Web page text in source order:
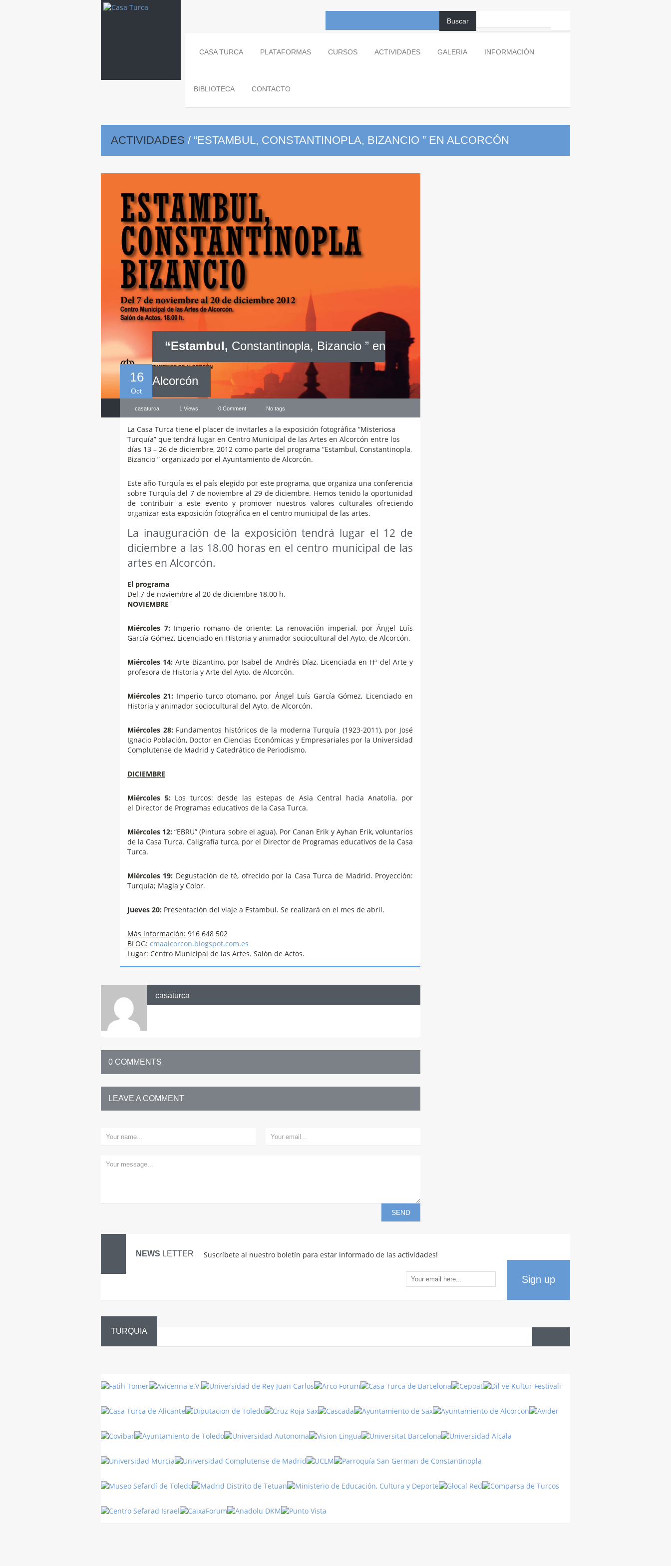
Buscar
CASA TURCA PLATAFORMAS CURSOS ACTIVIDADES GALERIA INFORMACIÓN
BIBLIOTECA CONTACTO
ACTIVIDADES / “ESTAMBUL, CONSTANTINOPLA, BIZANCIO ” EN ALCORCÓN
16
Oct
“Estambul, Constantinopla, Bizancio ” en
Alcorcón
casaturca 1 Views 0 Comment No tags
La Casa Turca tiene el placer de invitarles a la exposición fotográfica “Misteriosa
Turquía” que tendrá lugar en Centro Municipal de las Artes en Alcorcón entre los
días 13 – 26 de diciembre, 2012 como parte del programa “Estambul, Constantinopla,
Bizancio ” organizado por el Ayuntamiento de Alcorcón.
Este año Turquía es el país elegido por este programa, que organiza una conferencia
sobre Turquía del 7 de noviembre al 29 de diciembre. Hemos tenido la oportunidad
de contribuir a este evento y promover nuestros valores culturales ofreciendo
organizar esta exposición fotográfica en el centro municipal de las artes.
La inauguración de la exposición tendrá lugar el 12 de
diciembre a las 18.00 horas en el centro municipal de las
artes en Alcorcón.
El programa
Del 7 de noviembre al 20 de diciembre 18.00 h.
NOVIEMBRE
Miércoles 7:Imperio romano de oriente: La renovación imperial, por Ángel Luís
García Gómez, Licenciado en Historia y animador sociocultural del Ayto. de Alcorcón.
Miércoles 14: Arte Bizantino, por Isabel de Andrés Díaz, Licenciada en Hª del Arte y
profesora de Historia y Arte del Ayto. de Alcorcón.
Miércoles 21: Imperio turco otomano, por Ángel Luís García Gómez, Licenciado en
Historia y animador sociocultural del Ayto. de Alcorcón.
Miércoles 28:Fundamentos históricos de la moderna Turquía (1923-2011), por José
Ignacio Población, Doctor en Ciencias Económicas y Empresariales por la Universidad
Complutense de Madrid y Catedrático de Periodismo.
DICIEMBRE
Miércoles 5:Los turcos: desde las estepas de Asia Central hacia Anatolia, por
el Director de Programas educativos de la Casa Turca.
Miércoles 12: “EBRU” (Pintura sobre el agua). Por Canan Erik y Ayhan Erik, voluntarios
de la Casa Turca. Caligrafía turca, por el Director de Programas educativos de la Casa
Turca.
Miércoles 19: Degustación de té, ofrecido por la Casa Turca de Madrid. Proyección:
Turquía; Magia y Color.
Jueves 20: Presentación del viaje a Estambul. Se realizará en el mes de abril.
Más información: 916 648 502
BLOG: cmaalcorcon.blogspot.com.es
Lugar: Centro Municipal de las Artes. Salón de Actos.
casaturca
0 COMMENTS
LEAVE A COMMENT
NEWS LETTER Suscríbete al nuestro boletín para estar informado de las actividades!
Sign up
TURQUIA
Turquía Turquía Turquía Turquía